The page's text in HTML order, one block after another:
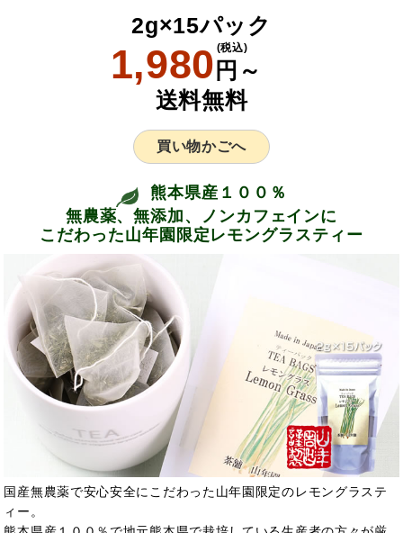
2g×15パック
1,980 円～
(税込)
送料無料
買い物かごへ
熊本県産１００％
無農薬、無添加、ノンカフェインに
こだわった山年園限定レモングラスティー
国産無農薬で安心安全にこだわった山年園限定のレモングラステ
ィー。